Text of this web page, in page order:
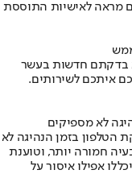
מראה לאישיות התוססת
בדקתם חדשות בעשר
איתכם לשירותים.
לא מספיקים
הטלפון בזמן הנהיגה לא
חמורה יותר, וטוענת
אפילו איסור על